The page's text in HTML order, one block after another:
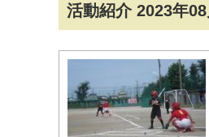
活動紹介 2023年08